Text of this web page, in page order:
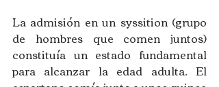
La admisión en un syssition (grupo
de hombres que comen juntos)
constituía un estado fundamental
para alcanzar la edad adulta. El